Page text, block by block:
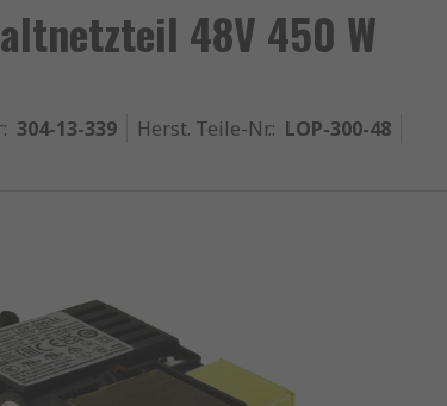
48V 450 W
: 304-13-339 Herst. Teile-Nr.: LOP-300-48